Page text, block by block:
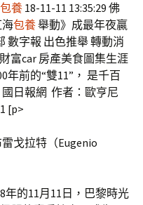
包養 18-11-11 13:35:29 佛
包養舉動》成最年夜贏
數字報 出色推舉 轉動消
富car 房產美食圖集生涯
年前的“雙11”， 是千百
國日報網 作者：歐亨尼
[p>
戈拉特（Eugenio
年的11月11日，巴黎時光